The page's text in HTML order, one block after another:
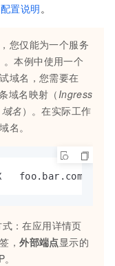
置说明 。
您仅能为一个服务
本例中使用一个
域名，您需要在
域名映射（ Ingress
域名）。在实际工作
名。
foo.bar.com
：在应用详情页
，外部端点显示的